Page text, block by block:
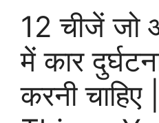
12 चीजें जो
में कार
करनी चाहिए